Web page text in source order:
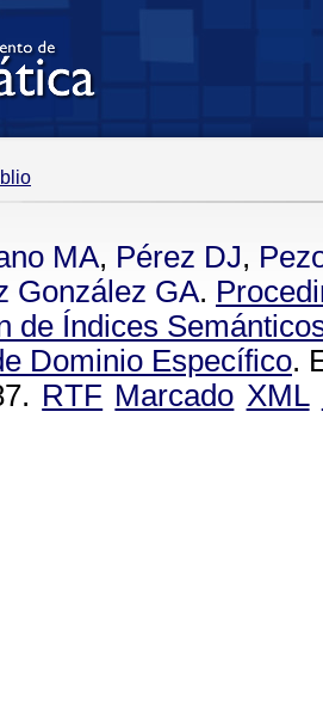
MA, Pérez DJ,
González GA.
de Índices
Dominio Específico.
RTF Marcado XML